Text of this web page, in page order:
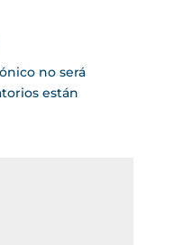
no será
están